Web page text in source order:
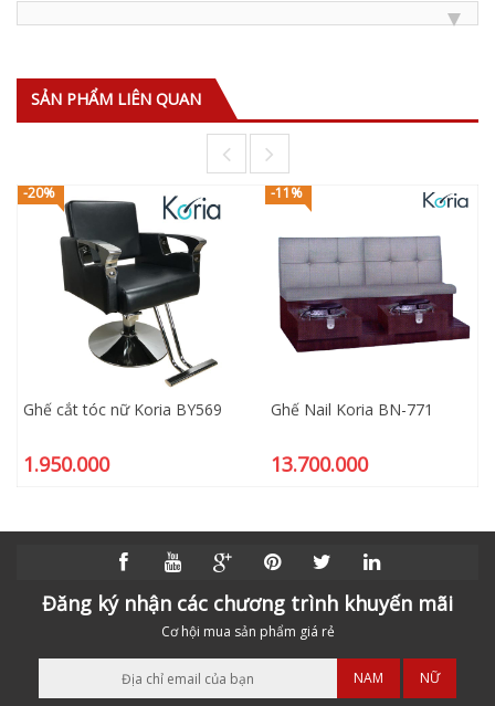
SẢN PHẨM LIÊN QUAN
-20%
Ghế cắt tóc nữ Koria BY569
1.950.000
-11%
Ghế Nail Koria BN-771
13.700.000
Đăng ký nhận các chương trình khuyến mãi
Cơ hội mua sản phẩm giá rẻ
NAM NỮ